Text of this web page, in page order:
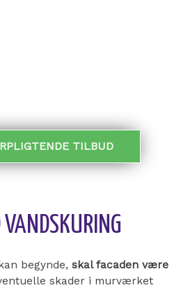
TILBUD
begynde, skal facaden være
skader i murværket